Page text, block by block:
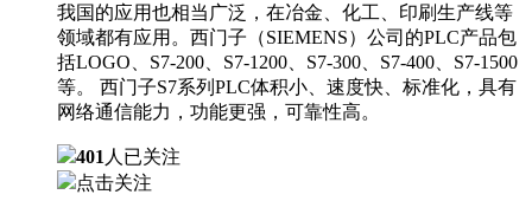
我国的应用也相当广泛，在冶金、化工、印刷生产线等
领域都有应用。西门子（SIEMENS）公司的PLC产品包
括LOGO、S7-200、S7-1200、S7-300、S7-400、S7-1500
等。 西门子S7系列PLC体积小、速度快、标准化，具有
网络通信能力，功能更强，可靠性高。
401 人已关注
点击关注